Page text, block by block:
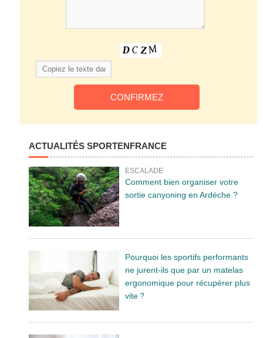
ACTUALITÉS SPORTENFRANCE
ESCALADE
Comment bien organiser votre
sortie canyoning en Ardèche ?
Pourquoi les sportifs performants
ne jurent-ils que par un matelas
ergonomique pour récupérer plus
vite ?